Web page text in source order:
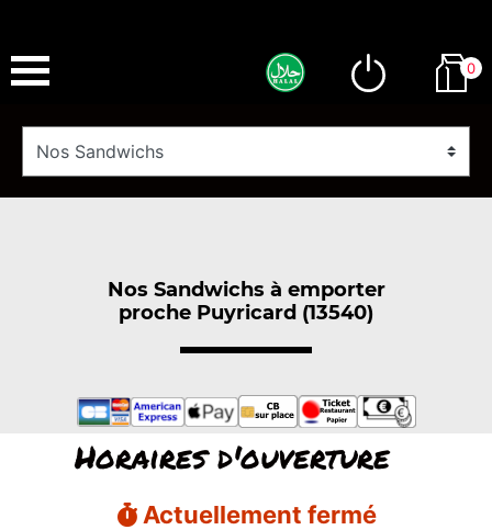
0
Nos Sandwichs à emporter
proche Puyricard (13540)
Horaires d'ouverture
Actuellement fermé